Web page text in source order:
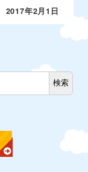
2017年2月1日
検索